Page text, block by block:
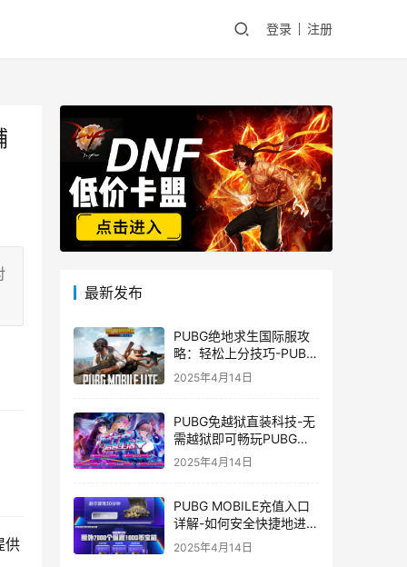
登录 注册
供
最新发布
PUBG绝地求生国际服攻
略：轻松上分技巧-PUBG
绝地求生国际服新手入门
2025年4月14日
PUBG免越狱直装科技-无
需越狱即可畅玩PUBG的
安装技巧
2025年4月14日
PUBG MOBILE充值入口
详解-如何安全快捷地进行
PUBG MOBILE充值
2025年4月14日